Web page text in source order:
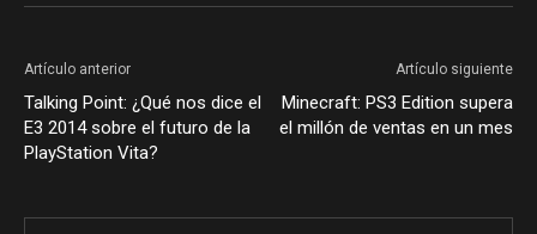
Artículo anterior
Talking Point: ¿Qué nos dice el
E3 2014 sobre el futuro de la
PlayStation Vita?
Artículo siguiente
Minecraft: PS3 Edition supera
el millón de ventas en un mes